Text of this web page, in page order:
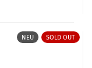
NEU SOLD OUT